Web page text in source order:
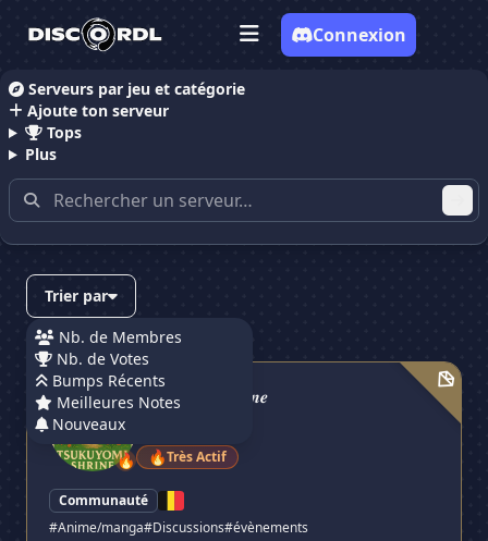
Serveurs par jeu et catégorie
Ajoute ton serveur
Tops
Plus
Connexion
Accueil
Serveurs Discord dans le pays
Belgique
Trier par
Nb. de Membres
Nb. de Votes
Bumps Récents
Meilleures Notes
Nouveaux
𝑻𝒔𝒖𝒌𝒖𝒚𝒐𝒎𝒊 𝑺𝒉𝒓𝒊𝒏𝒆
🔥
𝑻𝒔𝒖𝒌𝒖𝒚𝒐𝒎𝒊 𝑺𝒉𝒓𝒊𝒏𝒆
🔥Très Actif
Communauté
#Anime/manga#Discussions#évènements